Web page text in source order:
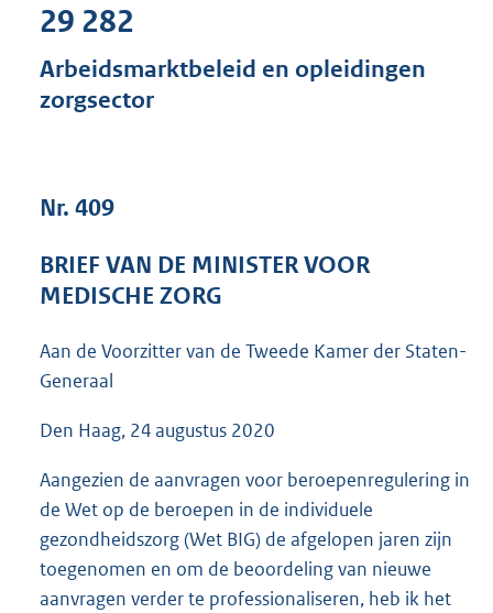
s
:
b
29 282
Arbeidsmarktbeleid en opleidingen
zorgsector
Nr. 409
BRIEF VAN DE MINISTER VOOR
MEDISCHE ZORG
Aan de Voorzitter van de Tweede Kamer der Staten-
Generaal
Den Haag, 24 augustus 2020
Aangezien de aanvragen voor beroepenregulering in
de Wet op de beroepen in de individuele
gezondheidszorg (Wet BIG) de afgelopen jaren zijn
toegenomen en om de beoordeling van nieuwe
aanvragen verder te professionaliseren, heb ik het